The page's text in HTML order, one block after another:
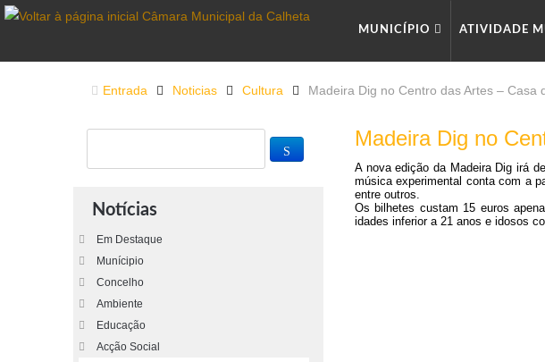
MUNICÍPIO ATIVIDADE
Entrada Noticias Cultura Madeira Dig no Centro das Artes – Casa
Madeira Dig no
A nova edição da Madeira Dig irá
música experimental conta com a
entre outros.
Os bilhetes custam 15 euros
idades inferior a 21 anos e idosos
Notícias
Em Destaque
Munícipio
Concelho
Ambiente
Educação
Acção Social